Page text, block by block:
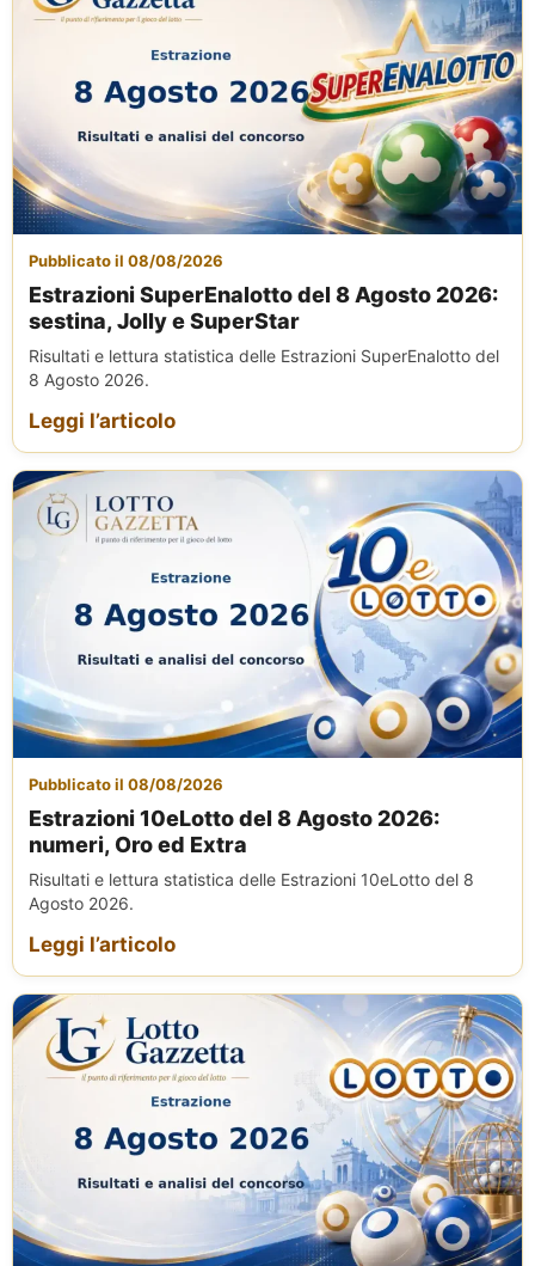
Pubblicato il 08/08/2026
Estrazioni SuperEnalotto del 8 Agosto 2026:
sestina, Jolly e SuperStar
Risultati e lettura statistica delle Estrazioni SuperEnalotto del
8 Agosto 2026.
Leggi l’articolo
Pubblicato il 08/08/2026
Estrazioni 10eLotto del 8 Agosto 2026:
numeri, Oro ed Extra
Risultati e lettura statistica delle Estrazioni 10eLotto del 8
Agosto 2026.
Leggi l’articolo